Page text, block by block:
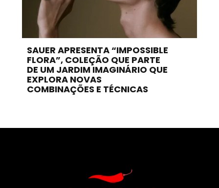
SAUER APRESENTA “IMPOSSIBLE
FLORA”, COLEÇÃO QUE PARTE
DE UM JARDIM IMAGINÁRIO QUE
EXPLORA NOVAS
COMBINAÇÕES E TÉCNICAS